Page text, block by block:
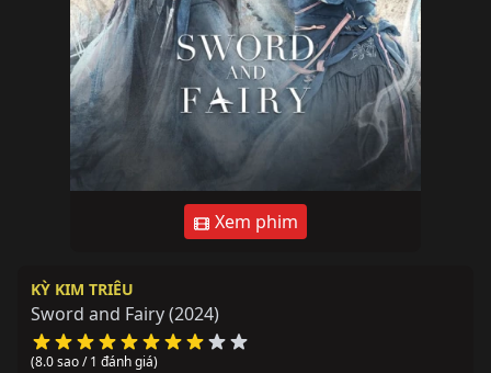
Xem phim
KỲ KIM TRIÊU
Sword and Fairy(2024)
(8.0 sao / 1 đánh giá)